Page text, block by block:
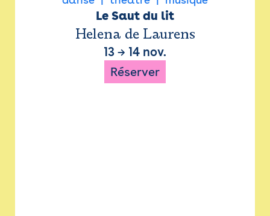
Le Saut du lit
Helena de Laurens
13 → 14 nov.
Réserver